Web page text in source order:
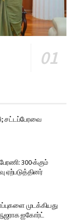
சட்டப்பேரவை
300-க்கும்
ஏற்படுத்தினர்
முடக்கியது
ஐகோர்ட்